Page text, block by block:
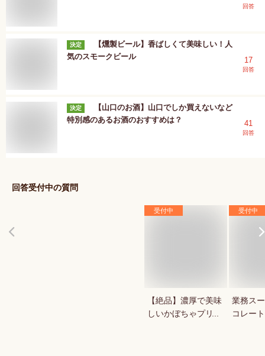
回答
決定
【燻製ビール】香ばしくて美味しい！人
気のスモークビール
17
回答
決定
【山口のお酒】山口でしか買えないなど
特別感のあるお酒のおすすめは？
41
回答
回答受付中の質問
受付中
【絶品】濃厚で美味
しいかぼちゃプリン
受付中
業務ス
コレー